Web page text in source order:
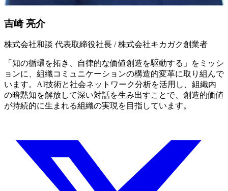
吉崎 亮介
株式会社和談 代表取締役社長 / 株式会社キカガク創業者
「知の循環を拓き、自律的な価値創造を駆動する」をミッシ
ョンに、組織コミュニケーションの構造的変革に取り組んで
います。AI技術と社会ネットワーク分析を活用し、組織内
の暗黙知を解放して深い対話を生み出すことで、創造的価値
が持続的に生まれる組織の実現を目指しています。